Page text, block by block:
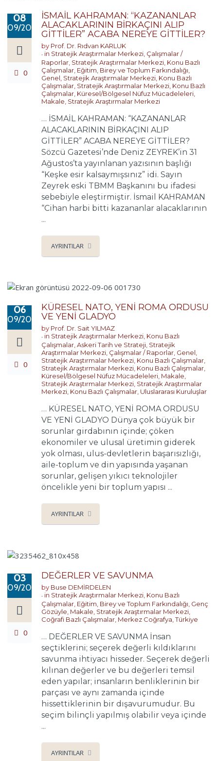
08
09/2022
0
İSMAİL KAHRAMAN: “KAZANANLAR
ALACAKLARININ BİRKAÇINI ALIP
GİTTİLER” ACABA NEREYE GİTTİLER?
by Prof. Dr. Rıdvan KARLUK
in Stratejik Araştırmalar Merkezi Çalışmalar /
Raporlar Stratejik Araştırmalar Merkezi Konu Bazlı
Çalışmalar Eğitim, Birey ve Toplum Farkındalığı
Genel Stratejik Araştırmalar Merkezi Konu Bazlı
Çalışmalar Stratejik Araştırmalar Merkezi Konu Bazlı
Çalışmalar Küresel/Bölgesel Nüfuz Mücadeleleri
Makale Stratejik Araştırmalar Merkezi
… İSMAİL KAHRAMAN: “KAZANANLAR
ALACAKLARININ BİRKAÇINI ALIP
GİTTİLER” ACABA NEREYE GİTTİLER?
Sözcü Gazetesi’nde Deniz ZEYREK’in 31
Ağustos’ta yayınlanan yazısının başlığı
“Keşke esir kalsaymışsınız” idi. Sayın
Zeyrek eski TBMM Başkanını bu ifadesi
sebebiyle eleştirmiştir. İsmail KAHRAMAN
“Cihan harbi bitti kazananlar alacaklarının
...
AYRINTILAR
06
09/2022
0
KÜRESEL NATO, YENİ ROMA ORDUSU
VE YENİ GLADYO
by Prof. Dr. Sait YILMAZ
in Stratejik Araştırmalar Merkezi, Konu Bazlı
Çalışmalar,Askeri Tarih ve Strateji, Stratejik
Araştırmalar Merkezi, Çalışmalar / Raporlar, Genel,
Stratejik Araştırmalar Merkezi, Konu Bazlı Çalışmalar,
Stratejik Araştırmalar Merkezi, Konu Bazlı Çalışmalar,
Küresel/Bölgesel Nüfuz Mücadeleleri, Makale,
Stratejik Araştırmalar Merkezi, Stratejik Araştırmalar
Merkezi, Konu Bazlı Çalışmalar, Uluslararası Kuruluşlar
… KÜRESEL NATO, YENİ ROMA ORDUSU
VE YENİ GLADYO Dünya çok büyük bir
sorunlar girdabının içinde; çöken
ekonomiler ve ulusal üretimin giderek
yok olması, ulus-devletlerin başarısızlığı,
aile-toplum ve din yapısında yaşanan
sorunlar, gelişen yıkıcı teknolojiler
öncelikle yeni bir toplum yapısı ...
AYRINTILAR
03
09/2022
0
DEĞERLER VE SAVUNMA
by Buse DEMİRDELEN
in Stratejik Araştırmalar Merkezi Konu Bazlı
Çalışmalar Eğitim, Birey ve Toplum Farkındalığı Genç
Gözüyle Makale Stratejik Araştırmalar Merkezi
Coğrafi Bazlı Çalışmalar Merkez Coğrafya ,Türkiye
… DEĞERLER VE SAVUNMA İnsan
seçtiklerini; seçerek değerli kıldıklarını
savunma ihtiyacı hisseder. Seçerek değerli
kılınan değerler ve bu değerleri temsil
eden yapılar; insanların benliklerinin bir
parçası ve aynı zamanda içinde
hissettiklerinin bir dışavurumudur. Bu
seçim bilinçli yapılmış olabilir veya içinde
...
AYRINTILAR